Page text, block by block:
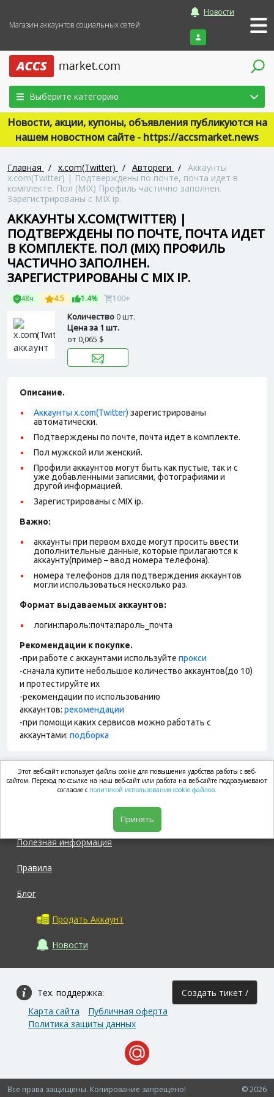
Магазин аккаунтов социальных сетей
Новости
Войти
Выберите категорию
Новости, акции, купоны, объявления публикуются на
нашем новостном сайте - https://accsmarket.news
Главная / x.com(Twitter) / Автореги / Аккаунты
x.com(Twitter) | Подтверждены по почте, почта идет в
комплекте. Пол (MIX) Профиль частично заполнен.
Зарегистрированы с MIX ip.
АККАУНТЫ X.COM(TWITTER) |
ПОДТВЕРЖДЕНЫ ПО ПОЧТЕ, ПОЧТА ИДЕТ
В КОМПЛЕКТЕ. ПОЛ (MIX) ПРОФИЛЬ
ЧАСТИЧНО ЗАПОЛНЕН.
ЗАРЕГИСТРИРОВАНЫ С MIX IP.
48ч 4.5 1.4% 100+
Количество0 шт.
Цена за 1 шт.
от0,065 $
Описание.
Аккаунты x.com(Twitter) зарегистрированы
автоматически.
Подтверждены по почте, почта идет в комплекте.
Пол мужской или женский.
Профили аккаунтов могут быть как пустые, так и с
уже добавленными записями, фотографиями и
другой информацией.
Зарегистрированы с MIX ip.
Важно:
аккаунты при первом входе могут просить ввести
дополнительные данные, которые прилагаются к
аккаунту(пример – ввод номера телефона).
номера телефонов для подтверждения аккаунтов
могли использоваться несколько раз.
Формат выдаваемых аккаунтов:
логин:пароль:почта:пароль_почта
Рекомендации к покупке.
-при работе с аккаунтами используйте прокси
-сначала купите небольшое количество аккаунтов(до 10)
и протестируйте их
-рекомендации по использованию
аккаунтов: рекомендации
-при помощи каких сервисов можно работать с
аккаунтами: подборка
market.com
Полезная информация
Правила
Блог
Продать Аккаунт
Новости
Тех. поддержка: Создать тикет /
Карта сайта
Публичная оферта
Политика защиты данных
© 2026
Все права защищены. Копирование запрещено!
Этот веб-сайт использует файлы cookie для повышения удобства работы с веб-
сайтом. Переход по ссылке на наш веб-сайт или работа на веб-сайте подразумевают
согласие с политикой использования cookie файлов.
Принять